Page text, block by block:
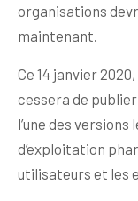
organisations
maintenant.
Ce 14 janvier
cessera de
l’une des
d’exploitation
utilisateurs et les